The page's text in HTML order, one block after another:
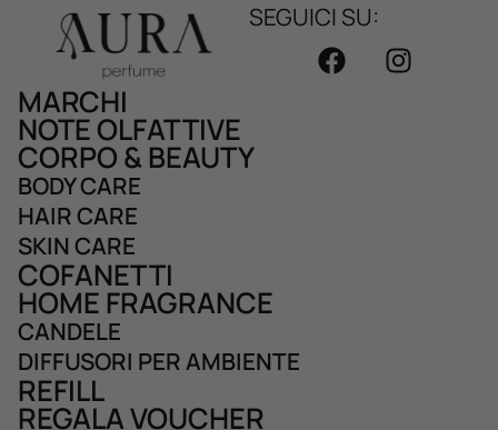
SEGUICI SU:
MARCHI
NOTE OLFATTIVE
CORPO & BEAUTY
BODY CARE
HAIR CARE
SKIN CARE
COFANETTI
HOME FRAGRANCE
CANDELE
DIFFUSORI PER AMBIENTE
REFILL
REGALA VOUCHER